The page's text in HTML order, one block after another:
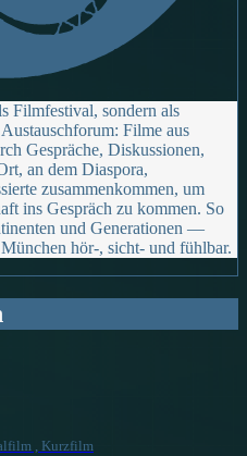
Filmfestival, sondern als
Filme aus
Gespräche, Diskussionen,
an dem Diaspora,
zusammenkommen, um
ins Gespräch zu kommen. So
und Generationen —
hör-, sicht- und fühlbar.
, Kurzfilm